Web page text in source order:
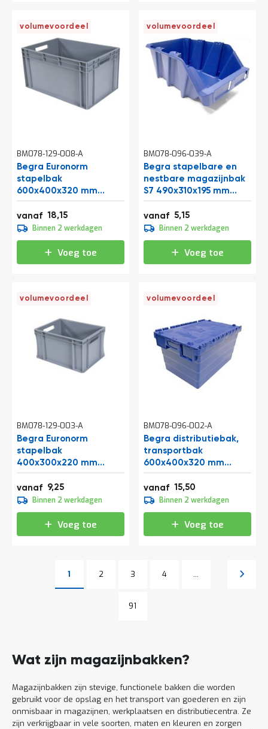
volumevoordeel
BM078-129-008-A
Begra Euronorm
stapelbak
600x400x320 mm
(lxbxh) lichtgrijs
vanaf 18,15
21,96
20,15
24,38
Binnen 2 werkdagen
Voeg toe
volumevoordeel
BM078-096-039-A
Begra stapelbare en
nestbare magazijnbak
S7 490x310x195 mm
(lxbxh) blauw
vanaf 5,15
6,23
6,05
7,32
Binnen 2 werkdagen
Voeg toe
volumevoordeel
BM078-129-003-A
Begra Euronorm
stapelbak
400x300x220 mm
(lxbxh) lichtgrijs
vanaf 9,25
11,19
10,29
12,45
Binnen 2 werkdagen
Voeg toe
volumevoordeel
BM078-096-002-A
Begra distributiebak,
transportbak
600x400x320 mm
(lxbxh) blauw
vanaf 15,50
18,76
17,20
20,81
Binnen 2 werkdagen
Voeg toe
U lees momenteel pagina
1 Pagina
2 Pagina
3 Pagina
4 ...
Pagina
91
Pagina
Wat zijn magazijnbakken?
Magazijnbakken zijn stevige, functionele bakken die worden
gebruikt voor de opslag en het transport van goederen en zijn
onmisbaar in magazijnen, werkplaatsen en distributiecentra. Ze
zijn verkrijgbaar in vele soorten, maten en kleuren en zorgen